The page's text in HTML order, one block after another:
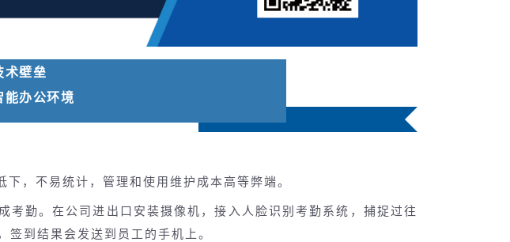
术壁垒
能办公环境
，不易统计，管理和使用维护成本高等弊端。
考勤。在公司进出口安装摄像机，接入人脸识别考勤系统，捕捉过往
到结果会发送到员工的手机上。